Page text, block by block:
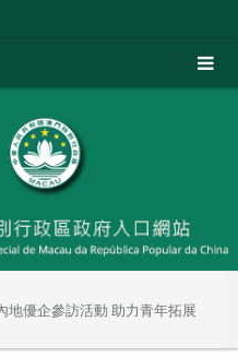
地優企參訪活動 助力青年拓展